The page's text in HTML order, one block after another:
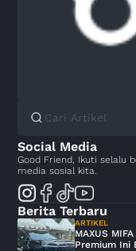
Social Media
Good Friend, Ikuti selalu
media sosial kita.
Berita Terbaru
ARTIKEL
MAXUS
Premium Ini